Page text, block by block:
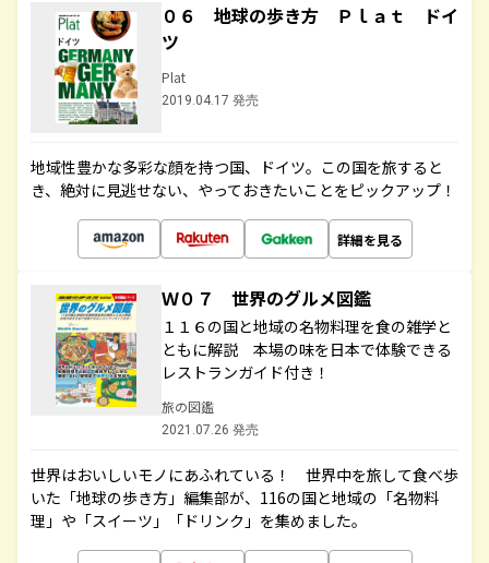
０６ 地球の歩き方 Ｐｌａｔ ドイ
ツ
Plat
2019.04.17 発売
地域性豊かな多彩な顔を持つ国、ドイツ。この国を旅すると
き、絶対に見逃せない、やっておきたいことをピックアップ！
詳細を見る
Ｗ０７ 世界のグルメ図鑑
１１６の国と地域の名物料理を食の雑学と
ともに解説 本場の味を日本で体験できる
レストランガイド付き！
旅の図鑑
2021.07.26 発売
世界はおいしいモノにあふれている！ 世界中を旅して食べ歩
いた「地球の歩き方」編集部が、116の国と地域の「名物料
理」や「スイーツ」「ドリンク」を集めました。